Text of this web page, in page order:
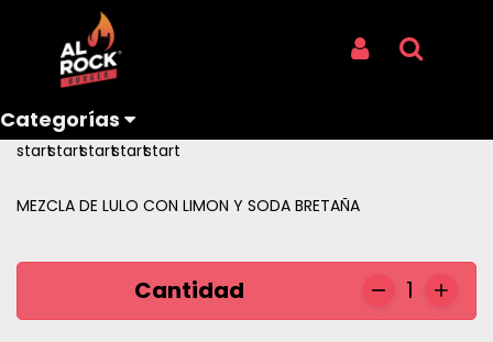
Categorías
Productos
SODA DE LULO
REF: SODA DE LULO
MEZCLA DE LULO CON LIMON Y SODA BRETAÑA
Cantidad 1